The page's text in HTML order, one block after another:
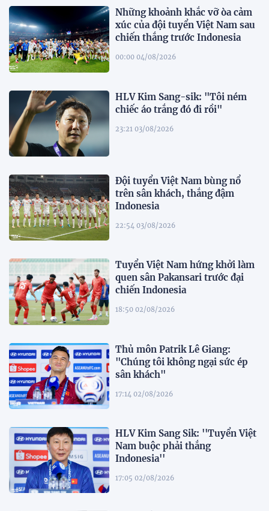
Những khoảnh khắc vỡ òa cảm
xúc của đội tuyển Việt Nam sau
chiến thắng trước Indonesia
00:00 04/08/2026
HLV Kim Sang-sik: "Tôi ném
chiếc áo trắng đó đi rồi"
23:21 03/08/2026
Đội tuyển Việt Nam bùng nổ
trên sân khách, thắng đậm
Indonesia
22:54 03/08/2026
Tuyển Việt Nam hứng khởi làm
quen sân Pakansari trước đại
chiến Indonesia
18:50 02/08/2026
Thủ môn Patrik Lê Giang:
"Chúng tôi không ngại sức ép
sân khách"
17:14 02/08/2026
HLV Kim Sang Sik: ''Tuyển Việt
Nam buộc phải thắng
Indonesia''
17:05 02/08/2026